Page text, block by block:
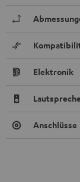
Elektronik
Anschlüsse